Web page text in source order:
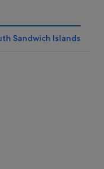
Sandwich Islands